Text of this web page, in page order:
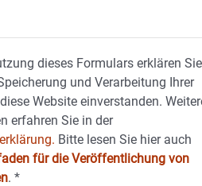
dieses Formulars erklären Sie
und Verarbeitung Ihrer
Website einverstanden.
erfahren Sie in der
Bitte lesen Sie hier auch
für die Veröffentlichung von
.*